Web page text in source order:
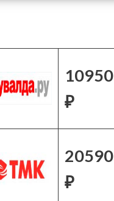
10950
₽
20590
₽